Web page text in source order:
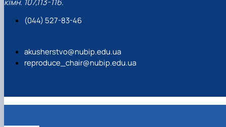
(044) 527-83-46
akusherstvo@nubip.edu.ua
reproduce_chair@nubip.edu.ua